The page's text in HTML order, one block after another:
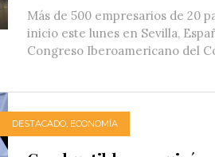
Más de 500 empresarios de 20
inicio este lunes en Sevilla,
Congreso Iberoamericano del
DESTACADO, ECONOMÍA